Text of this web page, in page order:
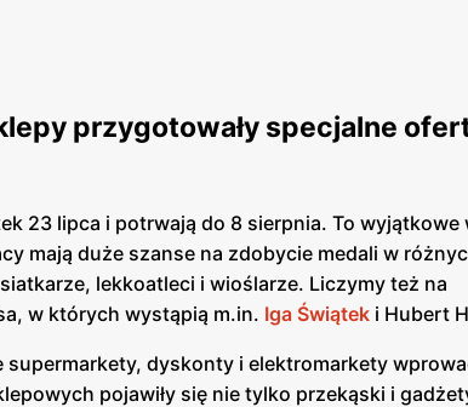
przygotowały specjalne
23 lipca i potrwają do 8 sierpnia. To wyjątkowe
mają duże szanse na zdobycie medali w
lekkoatleci i wioślarze. Liczymy też na
w których wystąpią m.in. Iga Świątek i Hubert
supermarkety, dyskonty i elektromarkety
pojawiły się nie tylko przekąski i